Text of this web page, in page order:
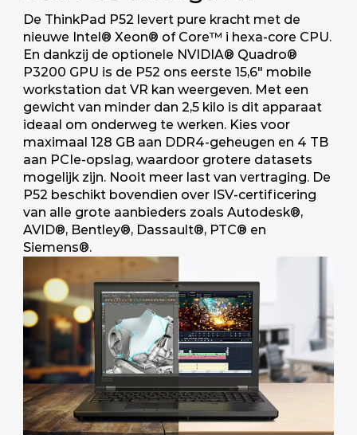
De ThinkPad P52 levert pure kracht met de
nieuwe Intel® Xeon® of Core™ i hexa-core CPU.
En dankzij de optionele NVIDIA® Quadro®
P3200 GPU is de P52 ons eerste 15,6" mobile
workstation dat VR kan weergeven. Met een
gewicht van minder dan 2,5 kilo is dit apparaat
ideaal om onderweg te werken. Kies voor
maximaal 128 GB aan DDR4-geheugen en 4 TB
aan PCIe-opslag, waardoor grotere datasets
mogelijk zijn. Nooit meer last van vertraging. De
P52 beschikt bovendien over ISV-certificering
van alle grote aanbieders zoals Autodesk®,
AVID®, Bentley®, Dassault®, PTC® en
Siemens®.